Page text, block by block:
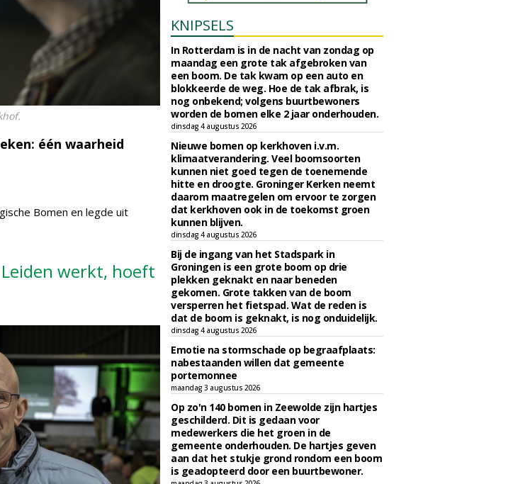
één waarheid
Bomen en legde uit
werkt, hoeft
KNIPSELS
In Rotterdam is in de nacht van zondag op
maandag een grote tak afgebroken van
een boom. De tak kwam op een auto en
blokkeerde de weg. Hoe de tak afbrak, is
nog onbekend; volgens buurtbewoners
worden de bomen elke 2 jaar onderhouden.
dinsdag 4 augustus 2026
Nieuwe bomen op kerkhoven i.v.m.
klimaatverandering. Veel boomsoorten
kunnen niet goed tegen de toenemende
hitte en droogte. Groninger Kerken neemt
daarom maatregelen om ervoor te zorgen
dat kerkhoven ook in de toekomst groen
kunnen blijven.
dinsdag 4 augustus 2026
Bij de ingang van het Stadspark in
Groningen is een grote boom op drie
plekken geknakt en naar beneden
gekomen. Grote takken van de boom
versperren het fietspad. Wat de reden is
dat de boom is geknakt, is nog onduidelijk.
dinsdag 4 augustus 2026
Emotie na stormschade op begraafplaats:
nabestaanden willen dat gemeente
portemonnee
maandag 3 augustus 2026
Op zo'n 140 bomen in Zeewolde zijn hartjes
geschilderd. Dit is gedaan voor
medewerkers die het groen in de
gemeente onderhouden. De hartjes geven
aan dat het stukje grond rondom een boom
is geadopteerd door een buurtbewoner.